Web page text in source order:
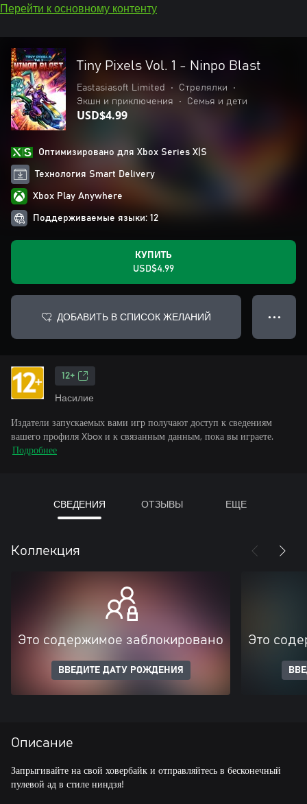
Перейти к основному контенту
Tiny Pixels Vol. 1 - Ninpo Blast
Eastasiasoft Limited • Стрелялки
•
Экшн и приключения
• Семья и дети
USD$4.99
Оптимизировано для Xbox Series X|S
Технология Smart Delivery
Xbox Play Anywhere
Поддерживаемые языки: 12
КУПИТЬ
USD$4.99
ДОБАВИТЬ В СПИСОК ЖЕЛАНИЙ ● ● ●
12+
Насилие
Издатели запускаемых вами игр получают доступ к сведениям
вашего профиля Xbox и к связанным данным, пока вы играете.
Подробнее
СВЕДЕНИЯ ОТЗЫВЫ ЕЩЕ
Коллекция
Это содержимое заблокировано
ВВЕДИТЕ ДАТУ РОЖДЕНИЯ
Это
Описание
Запрыгивайте на свой ховербайк и отправляйтесь в бесконечный
пулевой ад в стиле ниндзя!